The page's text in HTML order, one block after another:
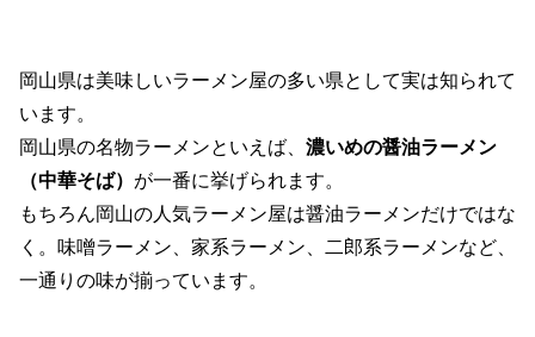
岡山県は美味しいラーメン屋の多い県として実は知られて
います。
岡山県の名物ラーメンといえば、 濃いめの醤油ラーメン
（中華そば） が一番に挙げられます。
もちろん岡山の人気ラーメン屋は醤油ラーメンだけではな
く。味噌ラーメン、家系ラーメン、二郎系ラーメンなど、
一通りの味が揃っています。